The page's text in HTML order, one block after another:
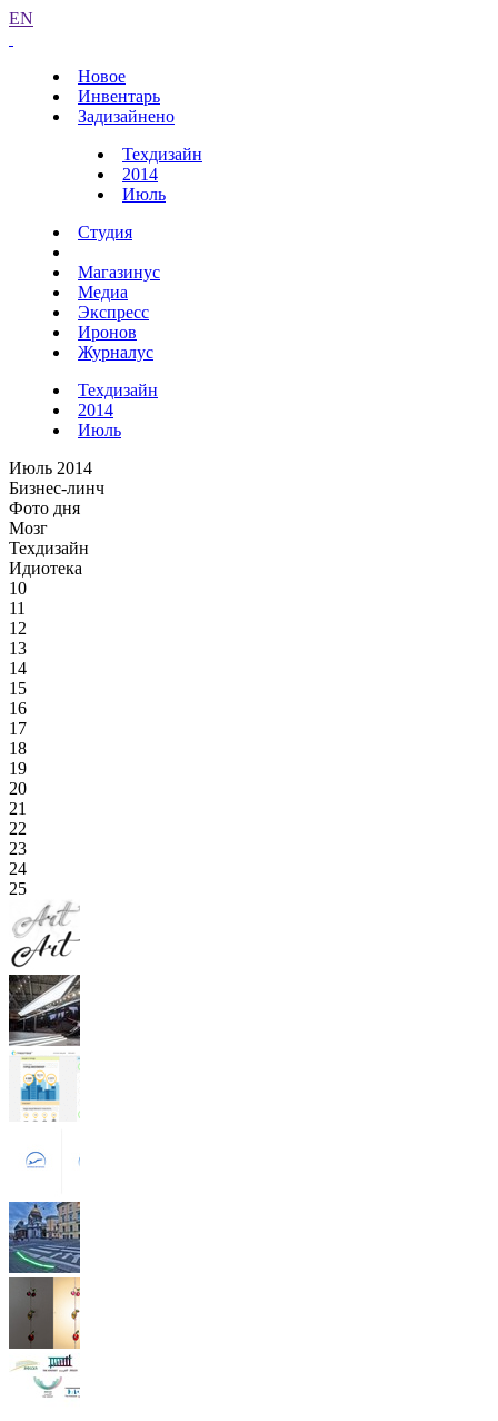
EN
Новое
Инвентарь
Задизайнено
Техдизайн
2014
Июль
Студия
Магазинус
Медиа
Экспресс
Иронов
Журналус
Техдизайн
2014
Июль
Июль 2014
Бизнес-линч
Фото дня
Мозг
Техдизайн
Идиотека
10
11
12
13
14
15
16
17
18
19
20
21
22
23
24
25